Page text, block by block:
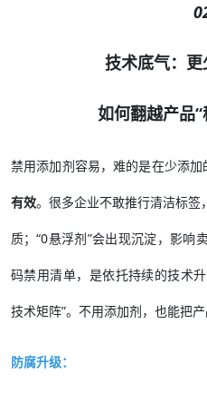
技术底气：更
如何翻越产品“
禁用添加剂容易，难的是在少添
有效。很多企业不敢推行清洁标签
质；“0悬浮剂”会出现沉淀，影响
码禁用清单，是依托持续的技术
技术矩阵”。不用添加剂，也能把产
防腐升级：